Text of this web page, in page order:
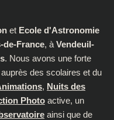
et Ecole d'Astronomie
de-France, à Vendeuil-
. Nous avons une forte
des scolaires et du
, Nuits des
Photoactive, un
ainsi que de